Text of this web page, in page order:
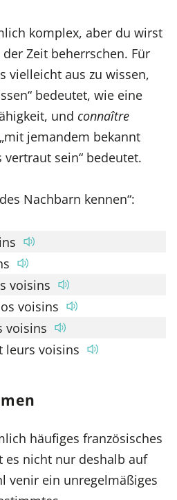
komplex, aber du wirst
Zeit beherrschen. Für
vielleicht aus zu wissen,
bedeutet, wie eine
und connaître
jemandem bekannt
vertraut sein“ bedeutet.
Nachbarn kennen“:
voisins
voisins
voisins
leurs voisins
häufiges französisches
es nicht nur deshalb auf
venir ein unregelmäßiges